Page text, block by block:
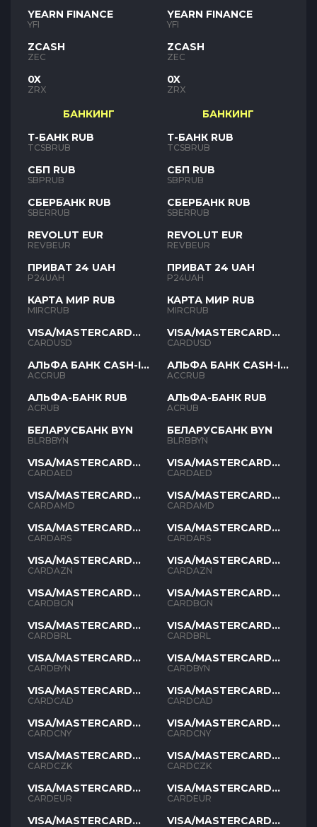
YEARN FINANCE
YFI
ZCASH
ZEC
0X
ZRX
БАНКИНГ
Т-БАНК RUB
TCSBRUB
СБП RUB
SBPRUB
СБЕРБАНК RUB
SBERRUB
REVOLUT EUR
REVBEUR
ПРИВАТ 24 UAH
P24UAH
КАРТА МИР RUB
MIRCRUB
VISA/MASTERCARD
USD
CARDUSD
АЛЬФА БАНК CASH-IN
RUB
ACCRUB
АЛЬФА-БАНК RUB
ACRUB
БЕЛАРУСБАНК BYN
BLRBBYN
VISA/MASTERCARD
AED
CARDAED
VISA/MASTERCARD
AMD
CARDAMD
VISA/MASTERCARD
ARS
CARDARS
VISA/MASTERCARD
AZN
CARDAZN
VISA/MASTERCARD
BGN
CARDBGN
VISA/MASTERCARD
BRL
CARDBRL
VISA/MASTERCARD
BYN
CARDBYN
VISA/MASTERCARD
CAD
CARDCAD
VISA/MASTERCARD
CNY
CARDCNY
VISA/MASTERCARD
CZK
CARDCZK
VISA/MASTERCARD
EUR
CARDEUR
VISA/MASTERCARD
YEARN FINANCE
YFI
ZCASH
ZEC
0X
ZRX
БАНКИНГ
Т-БАНК RUB
TCSBRUB
СБП RUB
SBPRUB
СБЕРБАНК RUB
SBERRUB
REVOLUT EUR
REVBEUR
ПРИВАТ 24 UAH
P24UAH
КАРТА МИР RUB
MIRCRUB
VISA/MASTERCARD
USD
CARDUSD
АЛЬФА БАНК CASH-IN
RUB
ACCRUB
АЛЬФА-БАНК RUB
ACRUB
БЕЛАРУСБАНК BYN
BLRBBYN
VISA/MASTERCARD
AED
CARDAED
VISA/MASTERCARD
AMD
CARDAMD
VISA/MASTERCARD
ARS
CARDARS
VISA/MASTERCARD
AZN
CARDAZN
VISA/MASTERCARD
BGN
CARDBGN
VISA/MASTERCARD
BRL
CARDBRL
VISA/MASTERCARD
BYN
CARDBYN
VISA/MASTERCARD
CAD
CARDCAD
VISA/MASTERCARD
CNY
CARDCNY
VISA/MASTERCARD
CZK
CARDCZK
VISA/MASTERCARD
EUR
CARDEUR
VISA/MASTERCARD